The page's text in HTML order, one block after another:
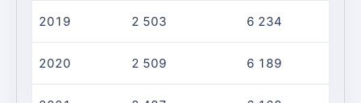
2019 2 503 6 234
2020 2 509 6 189